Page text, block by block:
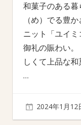
和菓子のある
（め）でる豊
ニット「ユイ
御礼の賑わい
しくて上品な
…
2024年1月12